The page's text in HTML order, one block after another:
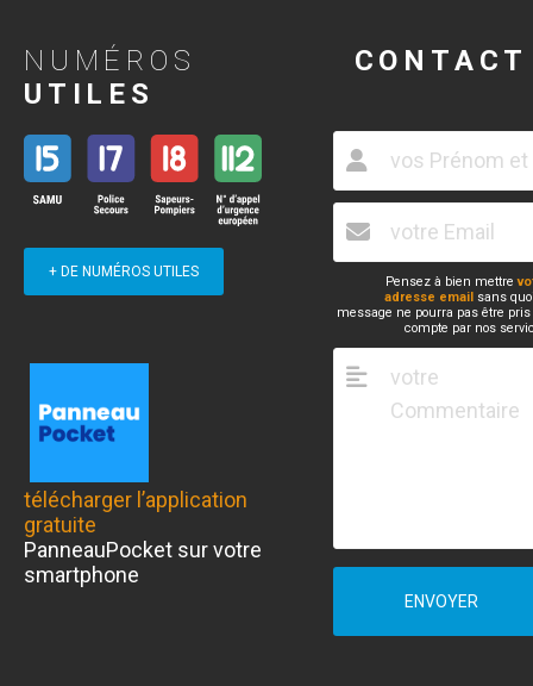
NUMÉROS
UTILES
+ DE NUMÉROS UTILES
télécharger l’application
gratuite
PanneauPocket sur votre
smartphone
CONTACT
Pensez à bien mettre
adresse email sans
message ne pourra pas être
compte par nos
ENVOYER